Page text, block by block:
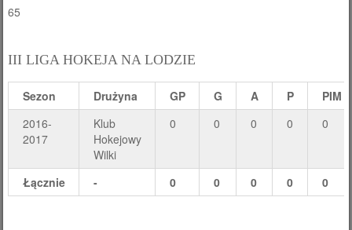
65
III LIGA HOKEJA NA LODZIE
Sezon Drużyna GP G A P
PIM
2016-
2017
Klub
Hokejowy
Wilki
0 0 0 0 0
Łącznie - 0 0 0 0 0